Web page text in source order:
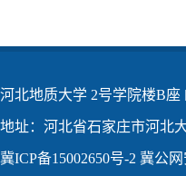
河北地质大学 2号学院楼B座
地址：河北省石家庄市河北
冀ICP备15002650号-2 冀公网